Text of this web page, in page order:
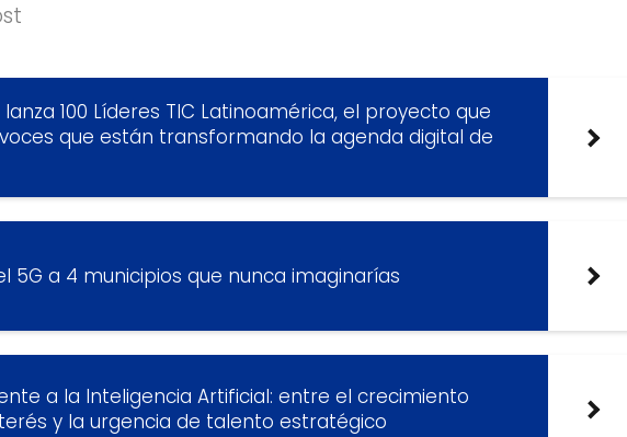
100 Líderes TIC Latinoamérica, el proyecto que
que están transformando la agenda digital de
5G a 4 municipios que nunca imaginarías
a la Inteligencia Artificial: entre el crecimiento
y la urgencia de talento estratégico